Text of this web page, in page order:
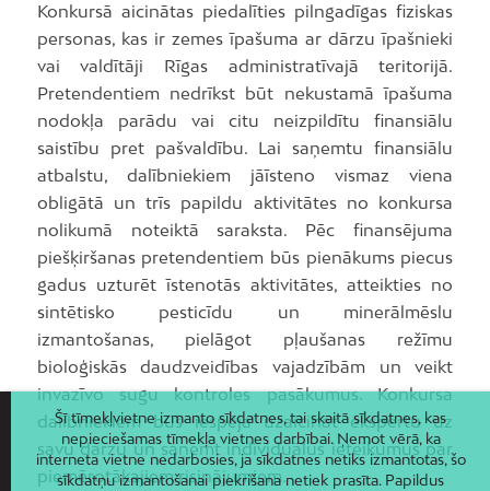
Konkursā aicinātas piedalīties pilngadīgas fiziskas
personas, kas ir zemes īpašuma ar dārzu īpašnieki
vai valdītāji Rīgas administratīvajā teritorijā.
Pretendentiem nedrīkst būt nekustamā īpašuma
nodokļa parādu vai citu neizpildītu finansiālu
saistību pret pašvaldību. Lai saņemtu finansiālu
atbalstu, dalībniekiem jāīsteno vismaz viena
obligātā un trīs papildu aktivitātes no konkursa
nolikumā noteiktā saraksta. Pēc finansējuma
piešķiršanas pretendentiem būs pienākums piecus
gadus uzturēt īstenotās aktivitātes, atteikties no
sintētisko pesticīdu un minerālmēslu
izmantošanas, pielāgot pļaušanas režīmu
bioloģiskās daudzveidības vajadzībām un veikt
invazīvo sugu kontroles pasākumus. Konkursa
dalībniekiem būs iespēja uzaicināt ekspertu uz
savu dārzu un saņemt individuālus ieteikumus par
piemērotākajiem risinājumiem.
Šī tīmekļvietne izmanto sīkdatnes, tai skaitā sīkdatnes, kas
nepieciešamas tīmekļa vietnes darbībai. Ņemot vērā, ka
interneta vietne nedarbosies, ja sīkdatnes netiks izmantotas, šo
sīkdatņu izmantošanai piekrišana netiek prasīta. Papildus